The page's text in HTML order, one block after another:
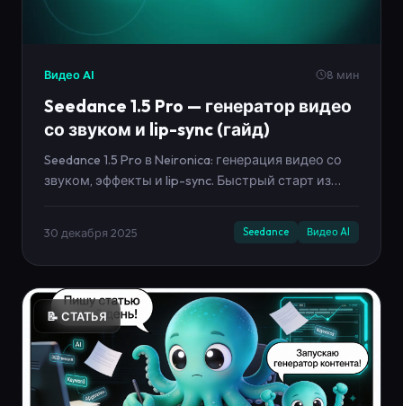
Видео AI 8 мин
Seedance 1.5 Pro — генератор видео
со звуком и lip-sync (гайд)
Seedance 1.5 Pro в Neironica: генерация видео со
звуком, эффекты и lip-sync. Быстрый старт из
30 декабря 2025 Seedance Видео AI
📝 СТАТЬЯ